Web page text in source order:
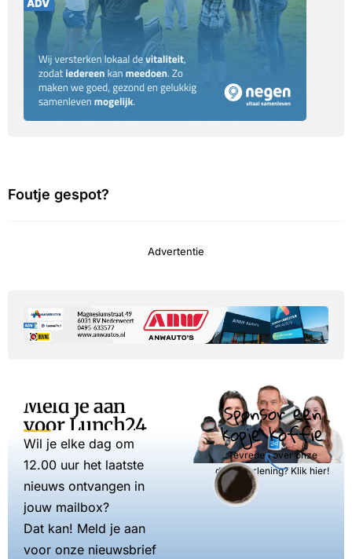
Foutje gespot?
Advertentie
Meld je aan
voor Lunch24
Wil je elke dag om
12.00 uur het laatste
nieuws ontvangen in
jouw mailbox?
Dat kan! Meld je aan
voor onze nieuwsbrief
Sponsor een
kopje koffie
Tevreden over onze
dienstverlening? Klik hier!